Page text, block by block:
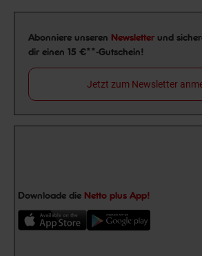
Newsletter Anmeldung
Abonniere unseren Newsletter und
dir einen 15 €**-Gutschein!
Jetzt zum Newsletter
Downloade die Netto plus App!